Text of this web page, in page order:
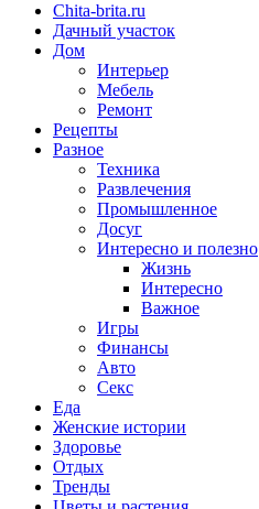
Chita-brita.ru
Дачный участок
Дом
Интерьер
Мебель
Ремонт
Рецепты
Разное
Техника
Развлечения
Промышленное
Досуг
Интересно и полезно
Жизнь
Интересно
Важное
Игры
Финансы
Авто
Секс
Еда
Женские истории
Здоровье
Отдых
Тренды